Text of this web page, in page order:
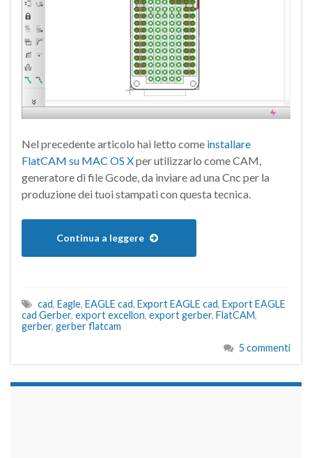
Nel precedente articolo hai letto come installare
FlatCAM su MAC OS Xper utilizzarlo come CAM,
generatore di file Gcode, da inviare ad una Cnc per la
produzione dei tuoi stampati con questa tecnica.
Continua a leggere
cad, Eagle, EAGLE cad, Export EAGLE cad, Export EAGLE
cad Gerber, export excellon, export gerber, FlatCAM,
gerber, gerber flatcam
5 commenti